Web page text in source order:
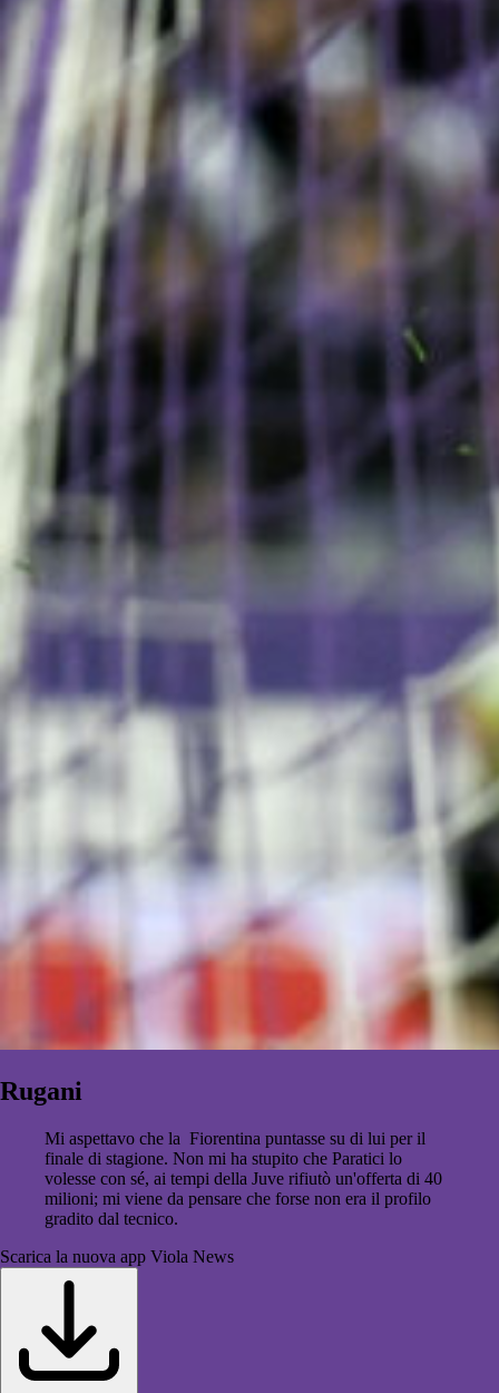
Rugani
Mi aspettavo che la Fiorentina puntasse su di lui per il
finale di stagione. Non mi ha stupito che Paratici lo
volesse con sé, ai tempi della Juve rifiutò un'offerta di 40
milioni; mi viene da pensare che forse non era il profilo
gradito dal tecnico.
Scarica la nuova app Viola News